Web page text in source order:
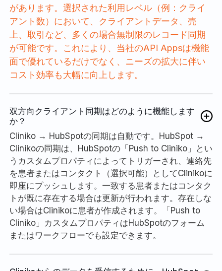
があります。選択された利用レベル（例：クライ
アント数）において、クライアントデータ、売
上、取引など、多くの場合無制限のレコード同期
が可能です。これにより、当社のAPI Appsは機能
面で優れているだけでなく、ニーズの拡大に伴い
コスト効率も大幅に向上します。
双方向クライアント同期はどのように機能します
か？
Cliniko → HubSpotの同期は自動です。HubSpot →
Clinikoの同期は、HubSpotの「Push to Cliniko」とい
うカスタムプロパティによってトリガーされ、連絡先
を患者またはコンタクト（選択可能）としてClinikoに
即座にプッシュします。一致する患者またはコンタク
トが既に存在する場合は更新が行われます。存在しな
い場合はClinikoに患者が作成されます。「Push to
Cliniko」カスタムプロパティはHubSpotのフォーム
またはワークフローでも設定できます。